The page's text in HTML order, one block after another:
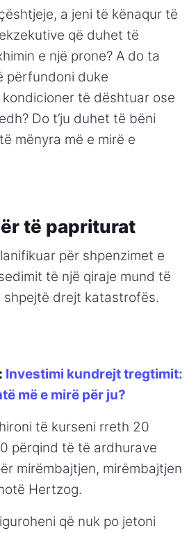
a jeni të kënaqur të
që duhet të
e një prone? A do ta
përfundoni duke
të dështuar ose
Do t’ju duhet të bëni
mënyra më e mirë e
të papriturat
për shpenzimet e
të një qiraje mund të
shpejtë drejt katastrofës.
Investimi kundrejt tregtimit:
më e mirë për ju?
të kurseni rreth 20
përqind të të ardhurave
mirëmbajtjen, mirëmbajtjen
Hertzog.
që nuk po jetoni